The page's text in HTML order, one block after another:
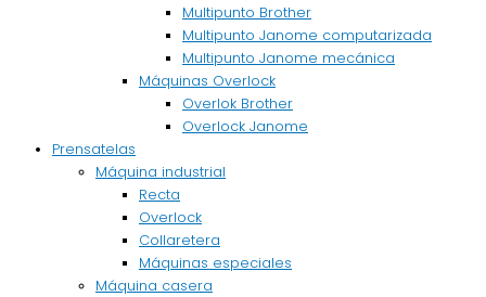
Multipunto Brother
Multipunto Janome computarizada
Multipunto Janome mecánica
Máquinas Overlock
Overlok Brother
Overlock Janome
Prensatelas
Máquina industrial
Recta
Overlock
Collaretera
Máquinas especiales
Máquina casera